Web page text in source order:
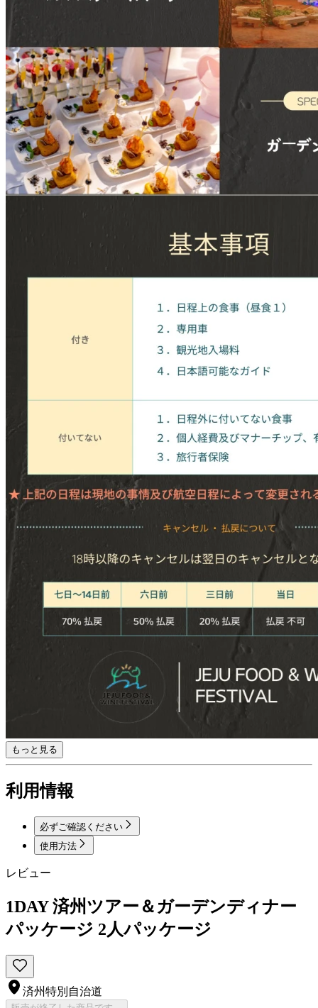
もっと見る
利用情報
必ずご確認ください
使用方法
レビュー
1DAY 済州ツアー＆ガーデンディナー
パッケージ 2人パッケージ
済州特別自治道